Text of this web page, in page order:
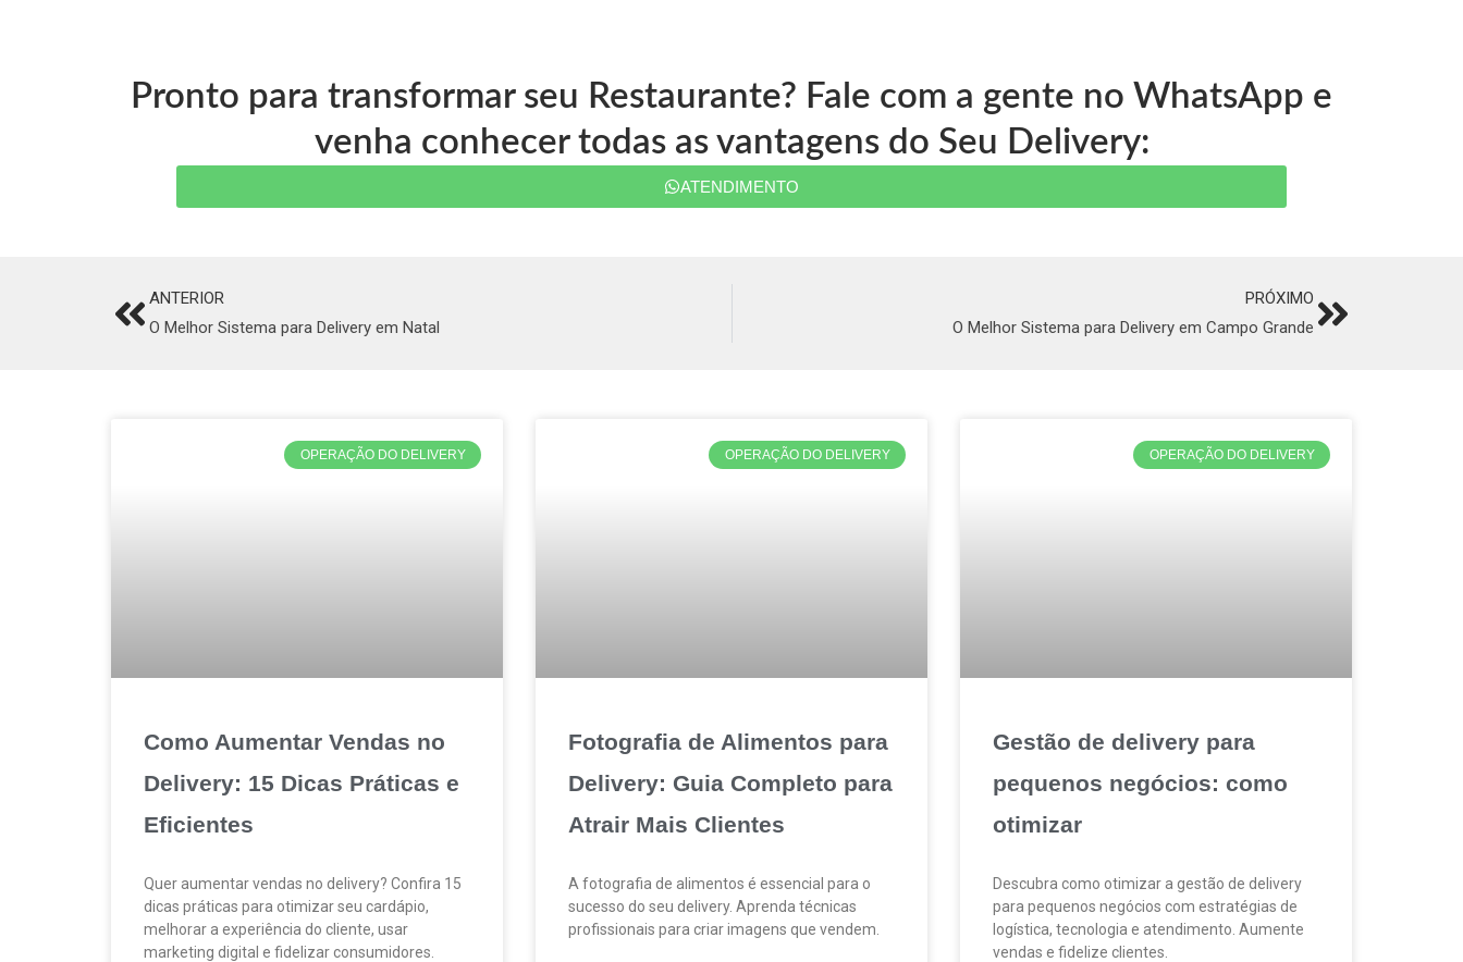
Pronto para transformar seu Restaurante? Fale com a gente no WhatsApp e
venha conhecer todas as vantagens do Seu Delivery:
ATENDIMENTO
PrevANTERIOR
O Melhor Sistema para Delivery em Natal
PRÓXIMO
O Melhor Sistema para Delivery em Campo Grande Next
OPERAÇÃO DO DELIVERY
Como Aumentar Vendas no
Delivery: 15 Dicas Práticas e
Eficientes
Quer aumentar vendas no delivery? Confira 15
dicas práticas para otimizar seu cardápio,
melhorar a experiência do cliente, usar
marketing digital e fidelizar consumidores.
OPERAÇÃO DO DELIVERY
Fotografia de Alimentos para
Delivery: Guia Completo para
Atrair Mais Clientes
A fotografia de alimentos é essencial para o
sucesso do seu delivery. Aprenda técnicas
profissionais para criar imagens que vendem.
OPERAÇÃO DO DELIVERY
Gestão de delivery para
pequenos negócios: como
otimizar
Descubra como otimizar a gestão de delivery
para pequenos negócios com estratégias de
logística, tecnologia e atendimento. Aumente
vendas e fidelize clientes.